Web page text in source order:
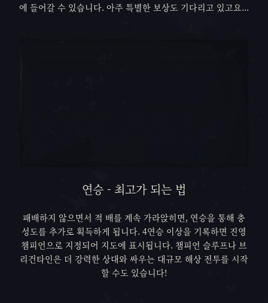
에 들어갈 수 있습니다. 아주 특별한 보상도 기다리고 있고요...
연승 - 최고가 되는 법
패배하지 않으면서 적 배를 계속 가라앉히면, 연승을 통해 충
성도를 추가로 획득하게 됩니다. 4연승 이상을 기록하면 진영
챔피언으로 지정되어 지도에 표시됩니다. 챔피언 슬루프나 브
리건타인은 더 강력한 상대와 싸우는 대규모 해상 전투를 시작
할 수도 있습니다!